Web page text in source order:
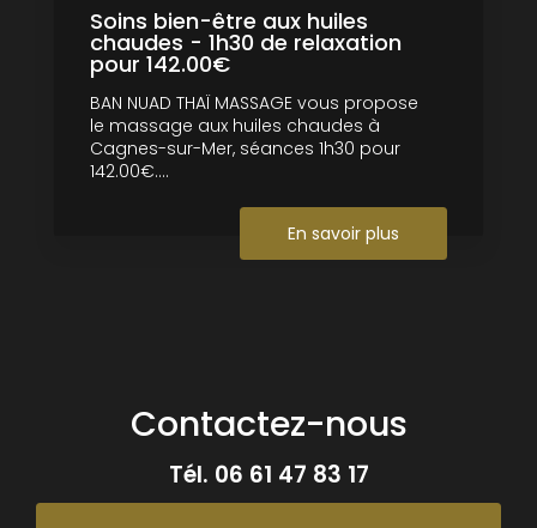
Soins bien-être aux huiles
chaudes - 1h30 de relaxation
pour 142.00€
BAN NUAD THAÏ MASSAGE vous propose
le massage aux huiles chaudes à
Cagnes-sur-Mer, séances 1h30 pour
142.00€....
En savoir plus
Contactez-nous
Tél. 06 61 47 83 17